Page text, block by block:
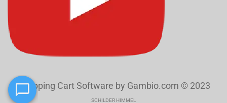
Shopping Cart Software by Gambio.com © 2023
SCHILDER HIMMEL